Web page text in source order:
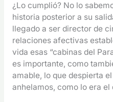
¿Lo cumplió? No lo
historia posterior a su
llegado a ser director de
relaciones afectivas
vida esas “cabinas del
es importante, como
amable, lo que despierta
anhelamos, como lo era el